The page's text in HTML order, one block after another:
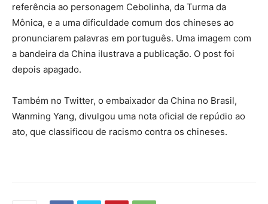
referência ao personagem Cebolinha, da Turma da
Mônica, e a uma dificuldade comum dos chineses ao
pronunciarem palavras em português. Uma imagem com
a bandeira da China ilustrava a publicação. O post foi
depois apagado.
Também no Twitter, o embaixador da China no Brasil,
Wanming Yang, divulgou uma nota oficial de repúdio ao
ato, que classificou de racismo contra os chineses.